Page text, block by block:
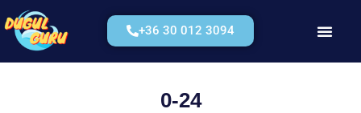
+36 30 012 3094
0-24